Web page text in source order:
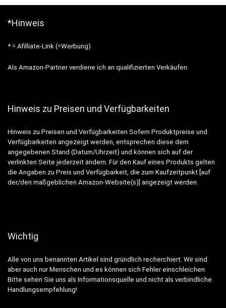
*Hinweis
* = Afilliate-Link (=Werbung)
Als Amazon-Partner verdiene ich an qualifizierten Verkäufen.
Hinweis zu Preisen und Verfügbarkeiten
Hinweis zu Preisen und Verfügbarkeiten Sofern Produktpreise und
Verfügbarkeiten angezeigt werden, entsprechen diese dem
angegebenen Stand (Datum/Uhrzeit) und können sich auf der
verlinkten Seite jederzeit ändern. Für den Kauf eines Produkts gelten
die Angaben zu Preis und Verfügbarkeit, die zum Kaufzeitpunkt [auf
der/den maßgeblichen Amazon-Website(s)] angezeigt werden.
Wichtig
Alle von uns benannten Artikel sind gründlich recherchiert. Wir sind
aber auch nur Menschen und es können sich Fehler einschleichen.
Bitte sehen Sie uns als Informationsquelle und nicht als verbindliche
Handlungsempfehlung!